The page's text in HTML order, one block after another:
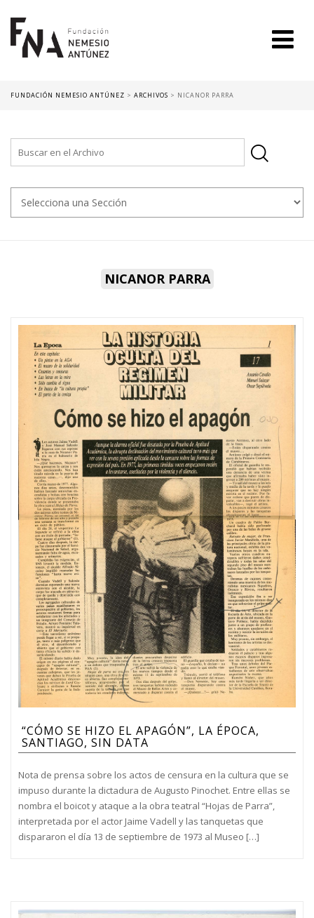
FUNDACIÓN NEMESIO ANTÚNEZ > ARCHIVOS > NICANOR PARRA
NICANOR PARRA
“CÓMO SE HIZO EL APAGÓN”, LA ÉPOCA,
SANTIAGO, SIN DATA
Nota de prensa sobre los actos de censura en la cultura que se
impuso durante la dictadura de Augusto Pinochet. Entre ellas se
nombra el boicot y ataque a la obra teatral “Hojas de Parra”,
interpretada por el actor Jaime Vadell y las tanquetas que
dispararon el día 13 de septiembre de 1973 al Museo […]